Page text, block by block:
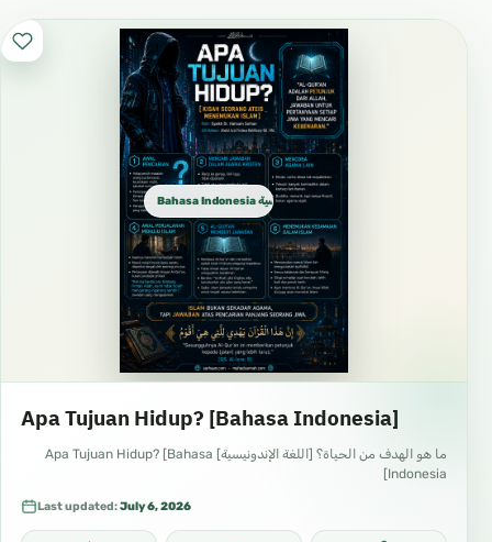
Bahasa Indonesia الإندونيسية
Apa Tujuan Hidup? [Bahasa Indonesia]
ما هو الهدف من الحياة؟ [اللغة الإندونيسية] Apa Tujuan Hidup? [Bahasa
Indonesia]
Last updated:July 6, 2026